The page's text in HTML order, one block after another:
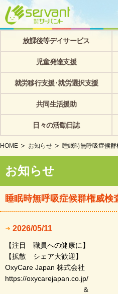
放課後等デイサービス
児童発達支援
就労移行支援･就労選択支援
共同生活援助
日々の活動日誌
HOME お知らせ 睡眠時無呼吸症候群
お知らせ
睡眠時無呼吸症候群権威検
2026/05/11
【注目 職員への健康に】
【拡散 シェア大歓迎】
OxyCare Japan 株式会社
https://oxycarejapan.co.jp/
＆